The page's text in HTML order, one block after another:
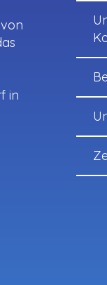
in